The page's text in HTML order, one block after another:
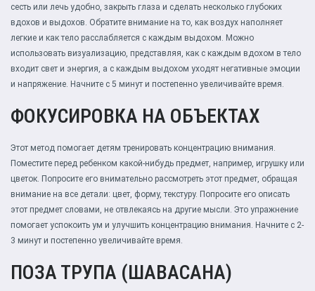
сесть или лечь удобно, закрыть глаза и сделать несколько глубоких
вдохов и выдохов. Обратите внимание на то, как воздух наполняет
легкие и как тело расслабляется с каждым выдохом. Можно
использовать визуализацию, представляя, как с каждым вдохом в тело
входит свет и энергия, а с каждым выдохом уходят негативные эмоции
и напряжение. Начните с 5 минут и постепенно увеличивайте время.
ФОКУСИРОВКА НА ОБЪЕКТАХ
Этот метод помогает детям тренировать концентрацию внимания.
Поместите перед ребенком какой-нибудь предмет, например, игрушку или
цветок. Попросите его внимательно рассмотреть этот предмет, обращая
внимание на все детали: цвет, форму, текстуру. Попросите его описать
этот предмет словами, не отвлекаясь на другие мысли. Это упражнение
помогает успокоить ум и улучшить концентрацию внимания. Начните с 2-
3 минут и постепенно увеличивайте время.
ПОЗА ТРУПА (ШАВАСАНА)